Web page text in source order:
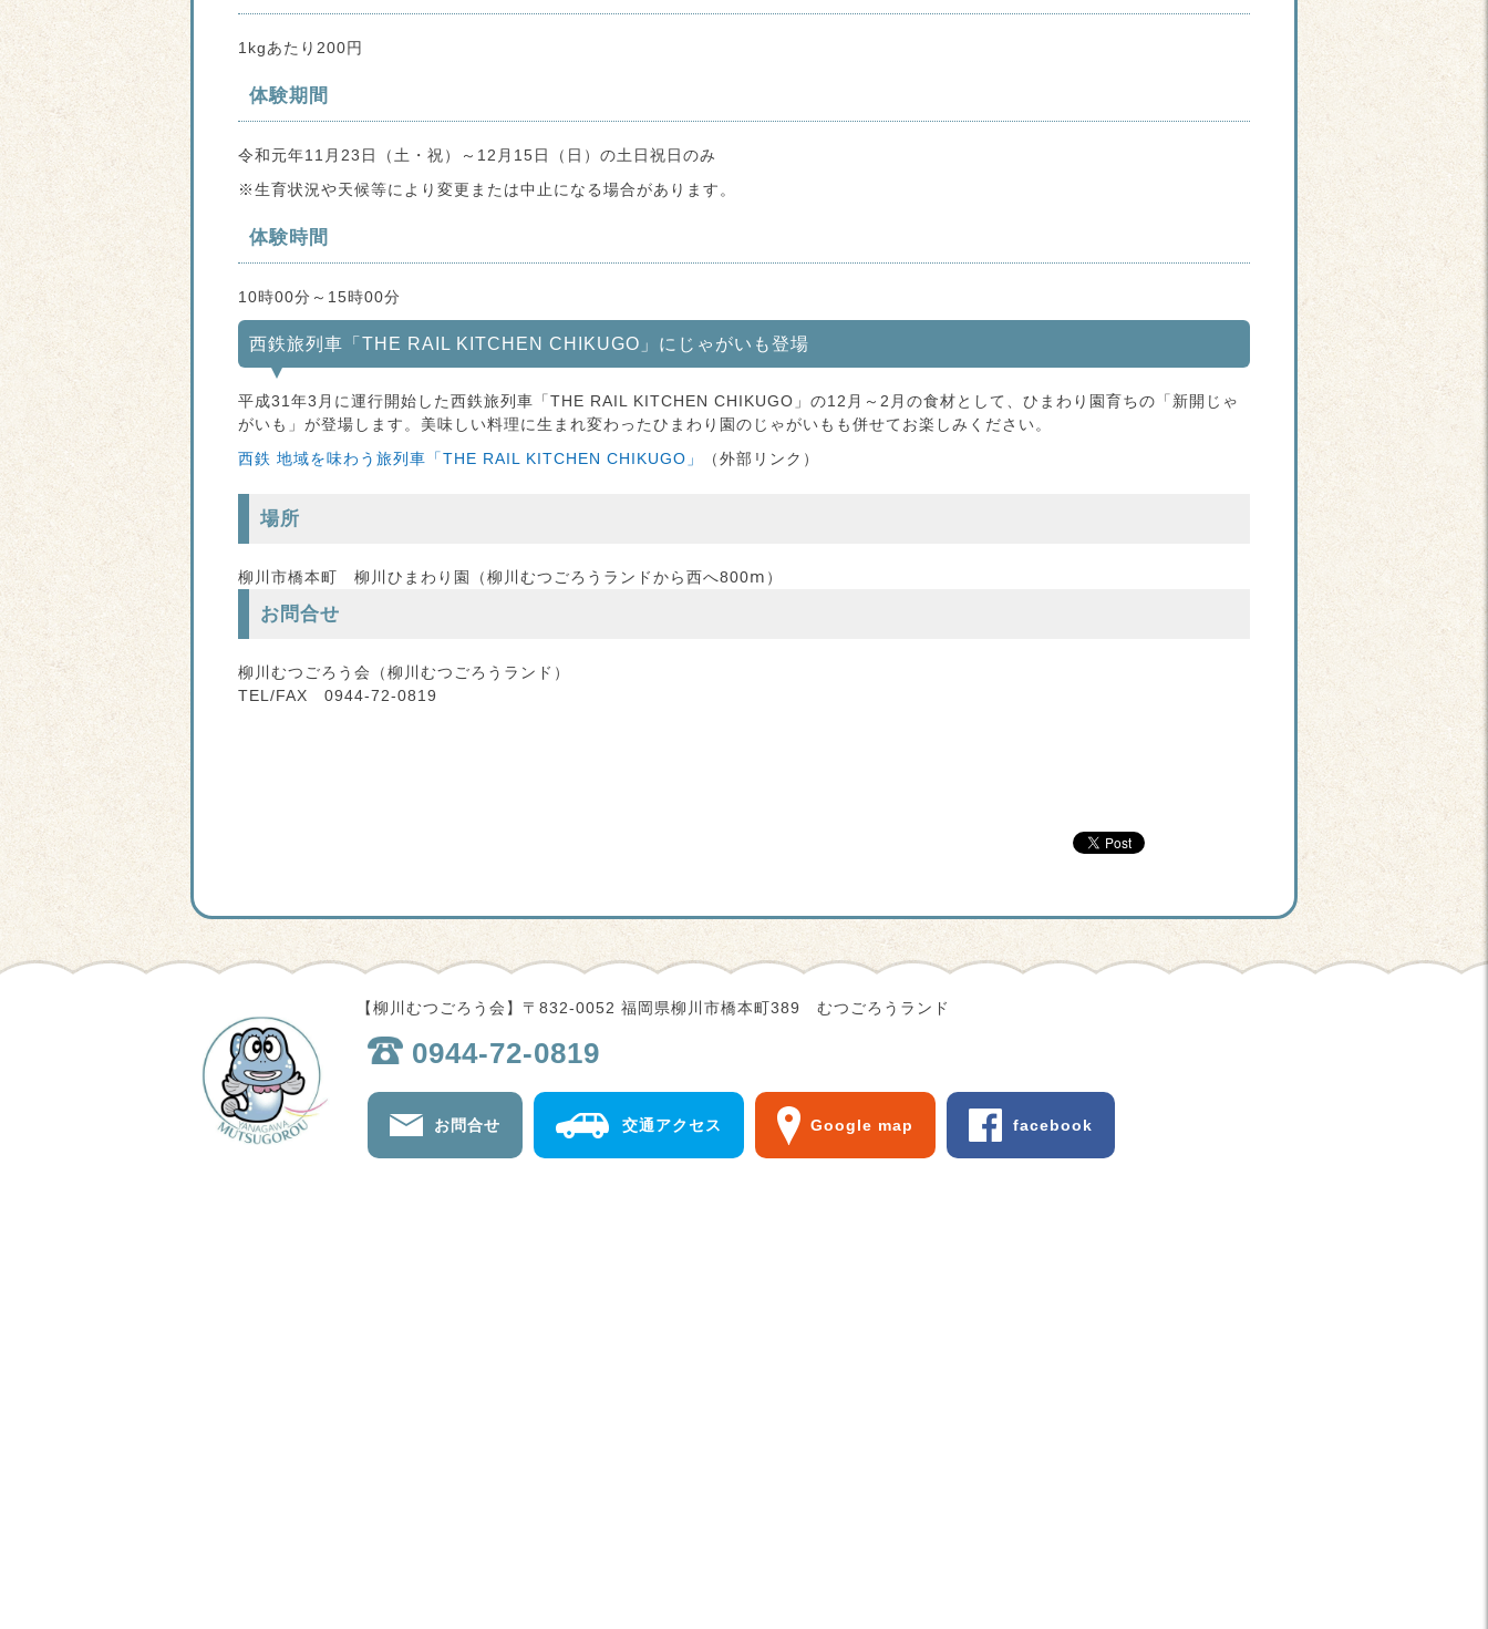
1kgあたり200円
体験期間
令和元年11月23日（土・祝）～12月15日（日）の土日祝日のみ
※生育状況や天候等により変更または中止になる場合があります。
体験時間
10時00分～15時00分
西鉄旅列車「THE RAIL KITCHEN CHIKUGO」にじゃがいも登場
平成31年3月に運行開始した西鉄旅列車「THE RAIL KITCHEN CHIKUGO」の12月～2月の食材として、ひまわり園育ちの「新開じゃ
がいも」が登場します。美味しい料理に生まれ変わったひまわり園のじゃがいもも併せてお楽しみください。
西鉄 地域を味わう旅列車「THE RAIL KITCHEN CHIKUGO」
（外部リンク）
場所
柳川市橋本町 柳川ひまわり園（柳川むつごろうランドから西へ800ⅿ）
お問合せ
柳川むつごろう会（柳川むつごろうランド）
TEL/FAX 0944-72-0819
【柳川むつごろう会】〒832-0052 福岡県柳川市橋本町389 むつごろうランド
0944-72-0819
お問合せ 交通アクセス Google map facebook